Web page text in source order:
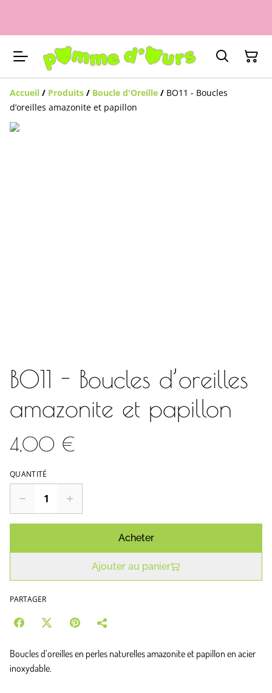
Accueil / Produits / Boucle d'Oreille / BO11 - Boucles
d’oreilles amazonite et papillon
BO11 - Boucles d’oreilles
amazonite et papillon
4,00 €
QUANTITÉ
Acheter
Ajouter au panier
PARTAGER
Boucles d’oreilles en perles naturelles amazonite et papillon en acier
inoxydable.